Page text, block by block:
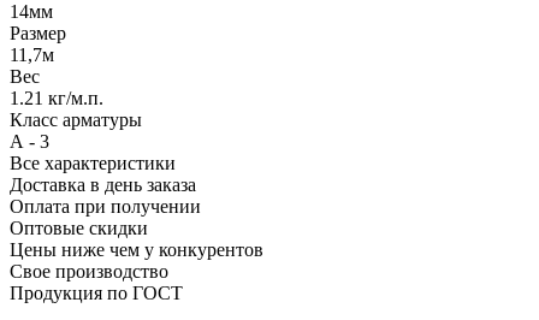
14мм
Размер
11,7м
Вес
1.21 кг/м.п.
Класс арматуры
А - 3
Все характеристики
Доставка в день заказа
Оплата при получении
Оптовые скидки
Цены ниже чем у конкурентов
Свое производство
Продукция по ГОСТ